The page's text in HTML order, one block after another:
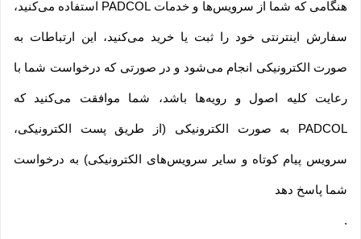
هنگامی که شما از سرویس‌‏ها و خدمات PADCOL استفاده می‏‌کنید،
سفارش اینترنتی خود را ثبت یا خرید می‏‌کنید، این ارتباطات به
صورت الکترونیکی انجام می‏‌شود و در صورتی که درخواست شما با
رعایت کلیه اصول و رویه‏‌ها باشد، شما موافقت می‌‏کنید که
PADCOL به صورت الکترونیکی (از طریق پست الکترونیکی،
سرویس پیام کوتاه و سایر سرویس‌های الکترونیکی) به درخواست
شما پاسخ دهد
.